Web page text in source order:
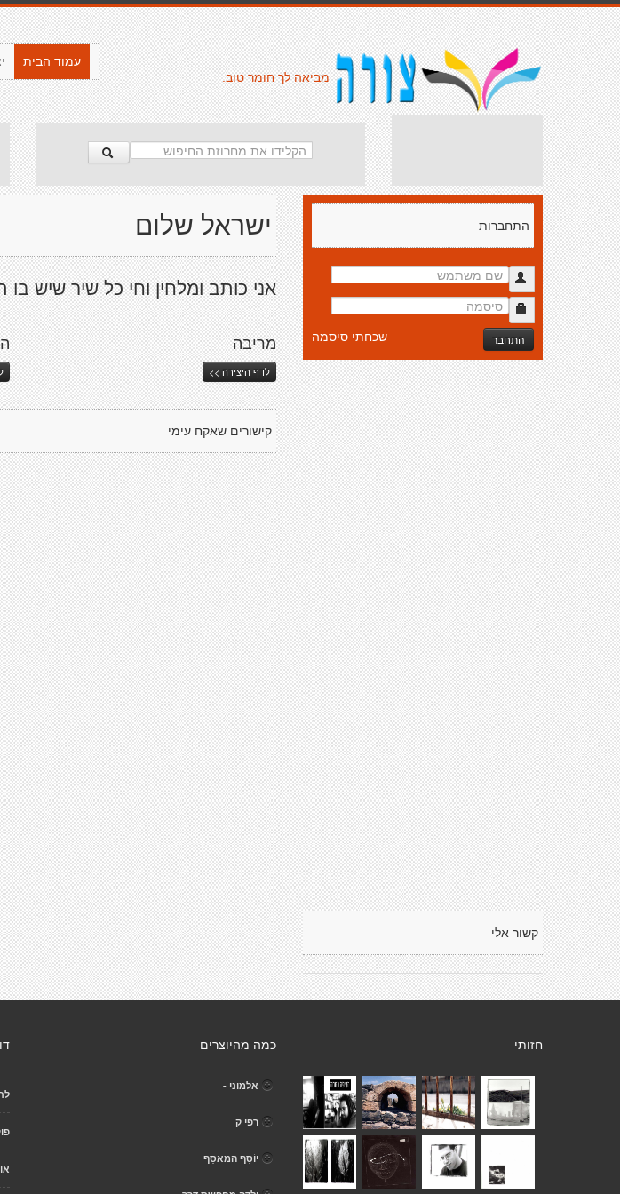
עמוד הבית
מביאה לך חומר טוב.
ישראל שלום
אני כותב ומלחין וחי כל שיר שיש
מריבה
לדף היצירה >>
קישורים שאקח עימי
התחברות
התחבר שכחתי סיסמה
קשור אלי
כמה מהיוצרים
אלמוני -
רפי ק
יוֹסֵף המאסֵף
חזותי